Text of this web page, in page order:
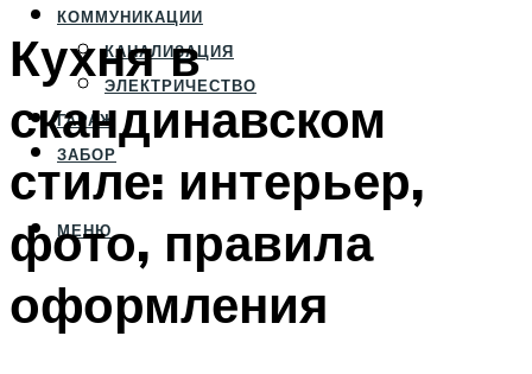
КОММУНИКАЦИИ
КАНАЛИЗАЦИЯ
ЭЛЕКТРИЧЕСТВО
ГАРАЖ
ЗАБОР
МЕНЮ
Кухня в
скандинавском
стиле: интерьер,
фото, правила
оформления